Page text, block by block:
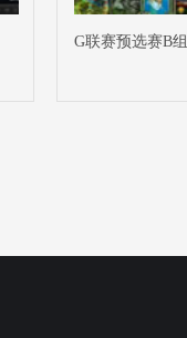
G联赛预选赛B